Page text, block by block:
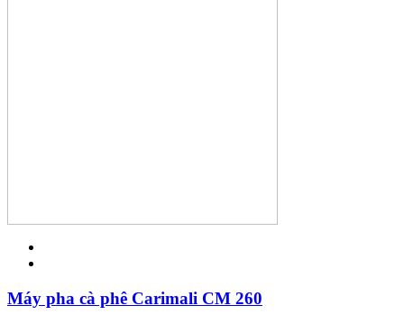
Máy pha cà phê Carimali CM 260